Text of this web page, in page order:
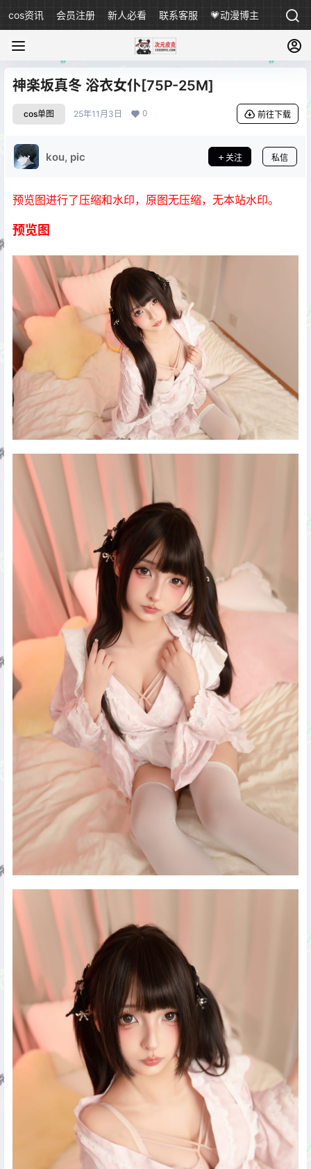
cos资讯 会员注册 新人必看 联系客服 💗动漫博主
神楽坂真冬 浴衣女仆[75P-25M]
cos单图 25年11月3日 0 前往下载
kou, pic 关注 私信
预览图进行了压缩和水印，原图无压缩，无本站水印。
预览图